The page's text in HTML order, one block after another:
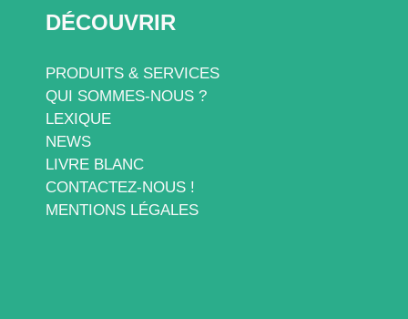
DÉCOUVRIR
PRODUITS & SERVICES
QUI SOMMES-NOUS ?
LEXIQUE
NEWS
LIVRE BLANC
CONTACTEZ-NOUS !
MENTIONS LÉGALES